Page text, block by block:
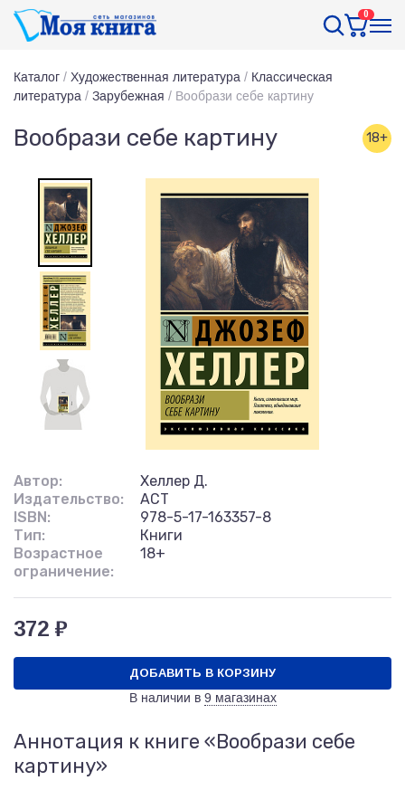
0
Каталог / Художественная литература / Классическая
литература / Зарубежная / Вообрази себе картину
Вообрази себе картину 18+
Автор:
Хеллер Д.
Издательство:
АСТ
ISBN:
978-5-17-163357-8
Тип:
Книги
Возрастное
ограничение:
18+
372 ₽
ДОБАВИТЬ В КОРЗИНУ
В наличии в 9 магазинах
Аннотация к книге «Вообрази себе
картину»